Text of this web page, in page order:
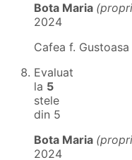
Bota Maria
2024
Cafea f. Gustoasa
Evaluat
la 5
stele
din 5
Bota Maria
2024